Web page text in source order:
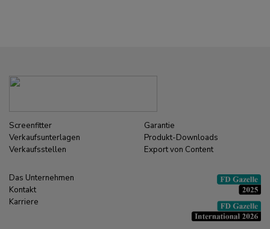
Screenfitter
Verkaufsunterlagen
Verkaufsstellen
Garantie
Produkt-Downloads
Export von Content
Das Unternehmen
Kontakt
Karriere